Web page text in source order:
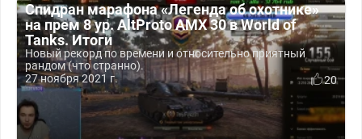
Спидран марафона «Легенда об охотнике»
на прем 8 ур. AltProto AMX 30 в World of
Tanks. Итоги
Новый рекорд по времени и относительно приятный
рандом (что странно).
27 ноября 2021 г.
20